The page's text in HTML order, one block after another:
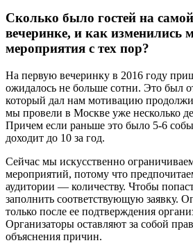
Сколько было гостей на
вечеринке, и как изменились
мероприятия с тех пор?
На первую вечеринку в 2016 году
ожидалось не больше сотни. Это был
который дал нам мотивацию
мы провели в Москве уже несколько
Причем если раньше это было 5-6
доходит до 10 за год.
Сейчас мы искусственно
мероприятий, потому что
аудитории — количеству. Чтобы
заполнить соответствующую заявку.
только после ее подтверждения
Организаторы оставляют за собой
объяснения причин.